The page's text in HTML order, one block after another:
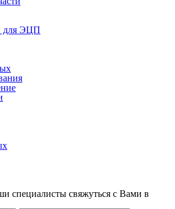
для ЭЦП
специалисты свяжуться с Вами в